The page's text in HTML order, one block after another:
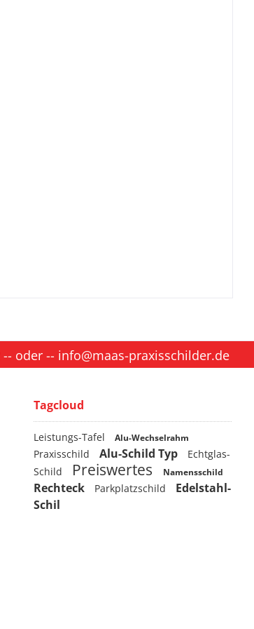
-- oder -- info@maas-praxisschilder.de
Tagcloud
Leistungs-Tafel Alu-Wechselrahm
Praxisschild Alu-Schild Typ
Echtglas-
Schild
Preiswertes Namensschild
Rechteck Parkplatzschild
Edelstahl-
Schil